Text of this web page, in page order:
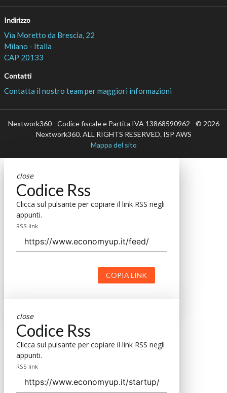
Indirizzo
Via Moretto da Brescia, 22
Milano - Italia
CAP 20133
Contatti
Contatta il nostro team per maggiori informazioni
Nextwork360 - Codice fiscale e Partita IVA 13868590962 - © 2026
Nextwork360. ALL RIGHTS RESERVED. ISP AWS
Mappa del sito
close
Codice Rss
Clicca sul pulsante per copiare il link RSS negli
appunti.
RSS link
COPIA LINK
close
Codice Rss
Clicca sul pulsante per copiare il link RSS negli
appunti.
RSS link